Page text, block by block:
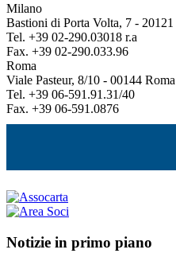
Milano
Bastioni di Porta Volta, 7 -
Tel. +39 02-290.03018 r.a
Fax. +39 02-290.033.96
Roma
Viale Pasteur, 8/10 - 00144 Roma
Tel. +39 06-591.91.31/40
Fax. +39 06-591.0876
Notizie in primo piano